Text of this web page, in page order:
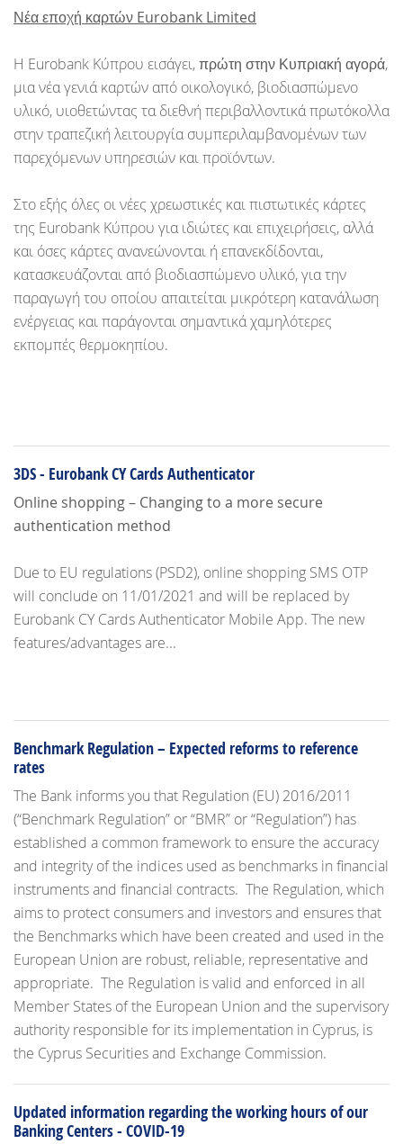
Νέα εποχή καρτών Eurobank Limited
Η Eurobank Κύπρου εισάγει,πρώτη στην Κυπριακή αγορά,
μια νέα γενιά καρτών από οικολογικό, βιοδιασπώμενο
υλικό, υιοθετώντας τα διεθνή περιβαλλοντικά πρωτόκολλα
στην τραπεζική λειτουργία συμπεριλαμβανομένων των
παρεχόμενων υπηρεσιών και προϊόντων.
Στο εξής όλες οι νέες χρεωστικές και πιστωτικές κάρτες
της Eurobank Κύπρου για ιδιώτες και επιχειρήσεις, αλλά
και όσες κάρτες ανανεώνονται ή επανεκδίδονται,
κατασκευάζονται από βιοδιασπώμενο υλικό, για την
παραγωγή του οποίου απαιτείται μικρότερη κατανάλωση
ενέργειας και παράγονται σημαντικά χαμηλότερες
εκπομπές θερμοκηπίου.
3DS - Eurobank CY Cards Authenticator
Online shopping – Changing to a more secure
authentication method
Due to EU regulations (PSD2), online shopping SMS OTP
will conclude on 11/01/2021 and will be replaced by
Eurobank CY Cards Authenticator Mobile App. The new
features/advantages are...
Benchmark Regulation – Expected reforms to reference
rates
The Bank informs you that Regulation (EU) 2016/2011
(“Benchmark Regulation” or “BMR” or “Regulation”) has
established a common framework to ensure the accuracy
and integrity of the indices used as benchmarks in financial
instruments and financial contracts. The Regulation, which
aims to protect consumers and investors and ensures that
the Benchmarks which have been created and used in the
European Union are robust, reliable, representative and
appropriate. The Regulation is valid and enforced in all
Member States of the European Union and the supervisory
authority responsible for its implementation in Cyprus, is
the Cyprus Securities and Exchange Commission.
Updated information regarding the working hours of our
Banking Centers - COVID-19